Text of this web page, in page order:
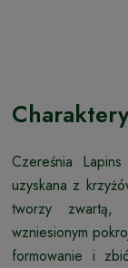
Czereśnia
uzyskana z
tworzy zwartą,
wzniesionym
formowanie i